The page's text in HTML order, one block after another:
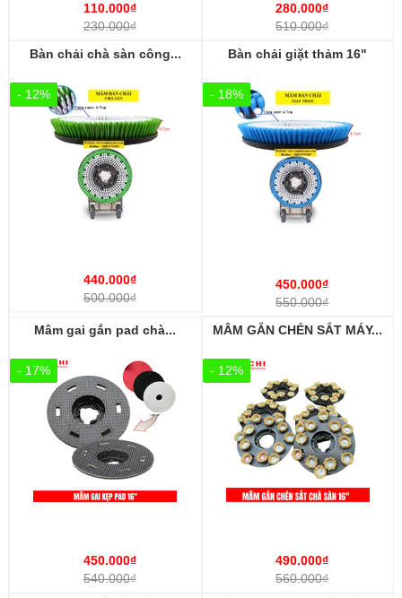
110.000₫
230.000₫
280.000₫
510.000₫
Bàn chải chà sàn công...
- 12%
440.000₫
500.000₫
Bàn chải giặt thảm 16"
- 18%
450.000₫
550.000₫
Mâm gai gắn pad chà...
- 17%
450.000₫
540.000₫
MÂM GẮN CHÉN SẮT MÁY...
- 12%
490.000₫
560.000₫